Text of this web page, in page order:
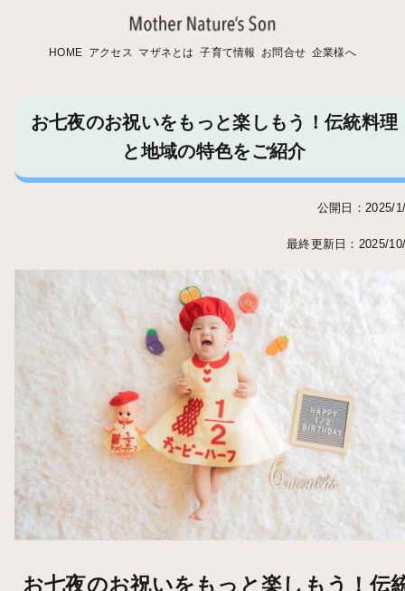
HOME アクセス マザネとは 子育て情報 お問合せ 企業様へ
お七夜のお祝いをもっと楽しもう！伝統料理
と地域の特色をご紹介
公開日：2025/
最終更新日：2025/
お七夜のお祝いをもっと楽しもう！伝